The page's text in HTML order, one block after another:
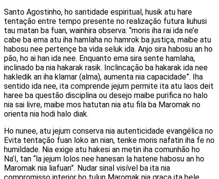
Santo Agostinho, ho santidade espiritual, husik atu hare
tentação entre tempo presente no realização futura liuhusi
tau matan ba fuan, wainhira observa: “moris iha rai ida ne’e
cabe ba ema atu iha hamlaha no hamrok ba justiça, maibe atu
habosu nee pertençe ba vida seluk ida. Anjo sira habosu an ho
pão, ho ai han ida nee. Enquanto ema sira sente hamlaha,
inclinado ba nia hakarak rasik. Inclincação ba hakarak ida nee
hakledik an iha klamar (alma), aumenta nia capacidade”. Iha
sentido ida nee, ita comprende jejum permite ita atu laos deit
haree ba questão disciplina ou desejo maibe purifica no halo
nia sai livre, maibe mos hatutan nia atu fila ba Maromak no
orienta nia hodi halo diak.
Ho nunee, atu jejum conserva nia autenticidade evangélica no
Evita tentação fuan loko an nian, tenke moris nafatin iha fe no
humildade. Nia exige atu hakesi an metin iha comunhão ho
Na’I, tan “la jejum lolos nee hanesan la hatene habosu an ho
Maromak nia liafuan”. Nudar sinal visível ba ita nia